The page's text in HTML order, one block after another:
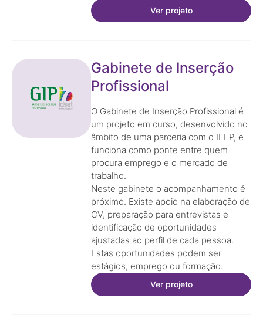
Ver projeto
Gabinete de Inserção
Profissional
O Gabinete de Inserção Profissional é
um projeto em curso, desenvolvido no
âmbito de uma parceria com o IEFP, e
funciona como ponte entre quem
procura emprego e o mercado de
trabalho.
Neste gabinete o acompanhamento é
próximo. Existe apoio na elaboração de
CV, preparação para entrevistas e
identificação de oportunidades
ajustadas ao perfil de cada pessoa.
Estas oportunidades podem ser
estágios, emprego ou formação.
Ver projeto